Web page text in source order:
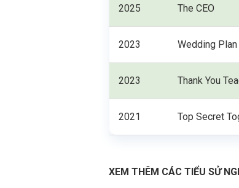
2025 The CEO
2023 Wedding Plan
2023 Thank You
2021 Top Secret
XEM THÊM CÁC TIỂU SỬ